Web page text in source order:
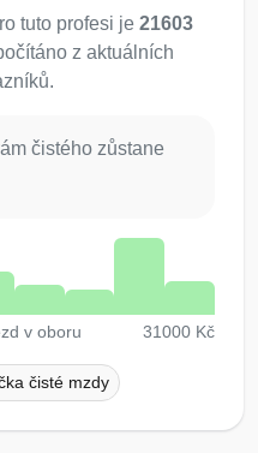
tuto profesi je 21603
z aktuálních
čistého zůstane
v oboru 31000 Kč
čisté mzdy